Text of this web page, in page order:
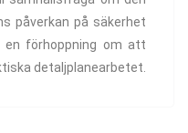
påverkan på säkerhet
förhoppning om att
detaljplanearbetet.